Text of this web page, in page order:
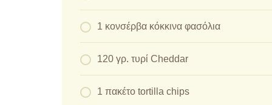
1 κονσέρβα κόκκινα φασόλια
120 γρ. τυρί Cheddar
1 πακέτο tortilla chips